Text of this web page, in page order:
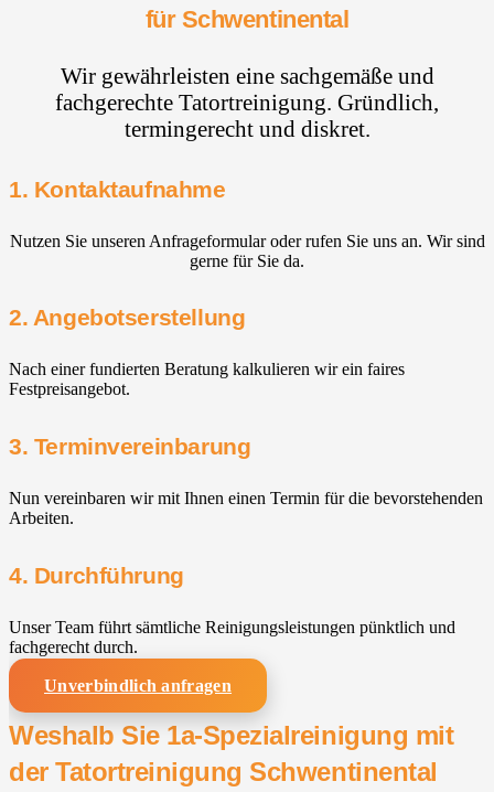
für Schwentinental
Wir gewährleisten eine sachgemäße und
fachgerechte Tatortreinigung. Gründlich,
termingerecht und diskret.
1. Kontaktaufnahme
Nutzen Sie unseren Anfrageformular oder rufen Sie uns an. Wir sind
gerne für Sie da.
2. Angebotserstellung
Nach einer fundierten Beratung kalkulieren wir ein faires
Festpreisangebot.
3. Terminvereinbarung
Nun vereinbaren wir mit Ihnen einen Termin für die bevorstehenden
Arbeiten.
4. Durchführung
Unser Team führt sämtliche Reinigungsleistungen pünktlich und
fachgerecht durch.
Unverbindlich anfragen
Weshalb Sie 1a-Spezialreinigung mit
der Tatortreinigung Schwentinental